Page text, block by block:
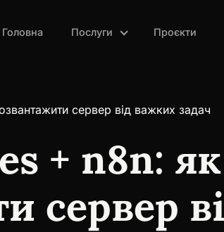
Головна Послуги Проєкти
сервер від важких задач
+ n8n: як
сервер